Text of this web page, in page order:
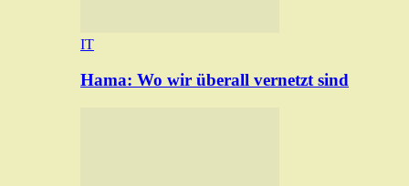
IT
Hama: Wo wir überall vernetzt sind